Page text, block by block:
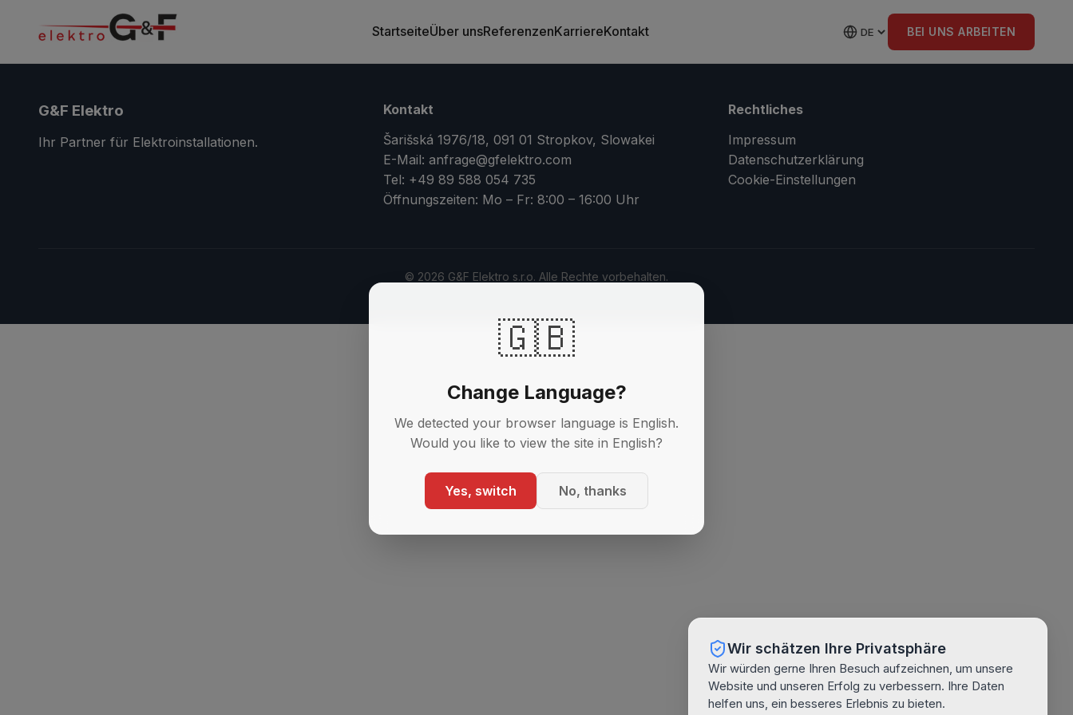
🇬🇧
Change Language?
We detected your browser language is English.
Would you like to view the site in English?
Yes, switch No, thanks
Wir schätzen Ihre Privatsphäre
Wir würden gerne Ihren Besuch aufzeichnen, um unsere
Website und unseren Erfolg zu verbessern. Ihre Daten
helfen uns, ein besseres Erlebnis zu bieten.
StartseiteÜber unsReferenzenKarriereKontakt BEI UNS ARBEITEN
G&F Elektro
Ihr Partner für Elektroinstallationen.
Kontakt
Šarišská 1976/18, 091 01 Stropkov, Slowakei
E-Mail: anfrage@gfelektro.com
Tel: +49 89 588 054 735
Öffnungszeiten: Mo – Fr: 8:00 – 16:00 Uhr
Rechtliches
Impressum
Datenschutzerklärung
Cookie-Einstellungen
© 2026 G&F Elektro s.r.o. Alle Rechte vorbehalten.